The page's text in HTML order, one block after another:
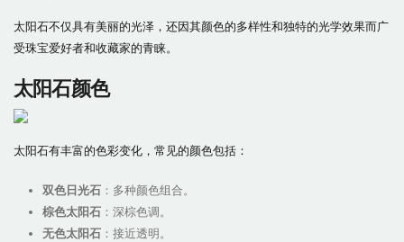
太阳石不仅具有美丽的光泽，还因其颜色的多样性和独特的光学效果而广
受珠宝爱好者和收藏家的青睐。
太阳石颜色
太阳石有丰富的色彩变化，常见的颜色包括：
双色日光石 ：多种颜色组合。
棕色太阳石 ：深棕色调。
无色太阳石 ：接近透明。